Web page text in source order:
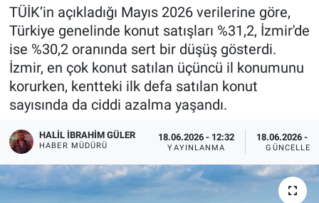
TÜİK’in açıkladığı Mayıs 2026 verilerine göre,
Türkiye genelinde konut satışları %31,2, İzmir'de
ise %30,2 oranında sert bir düşüş gösterdi.
İzmir, en çok konut satılan üçüncü il konumunu
korurken, kentteki ilk defa satılan konut
sayısında da ciddi azalma yaşandı.
HALIL İBRAHIM GÜLER
HABER MÜDÜRÜ
18.06.2026 - 12:32
YAYINLANMA
18.06.2026 -